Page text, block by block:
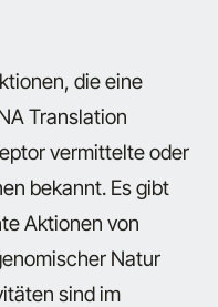
die eine
Translation
vermittelte oder
bekannt. Es gibt
Aktionen von
Natur
sind im